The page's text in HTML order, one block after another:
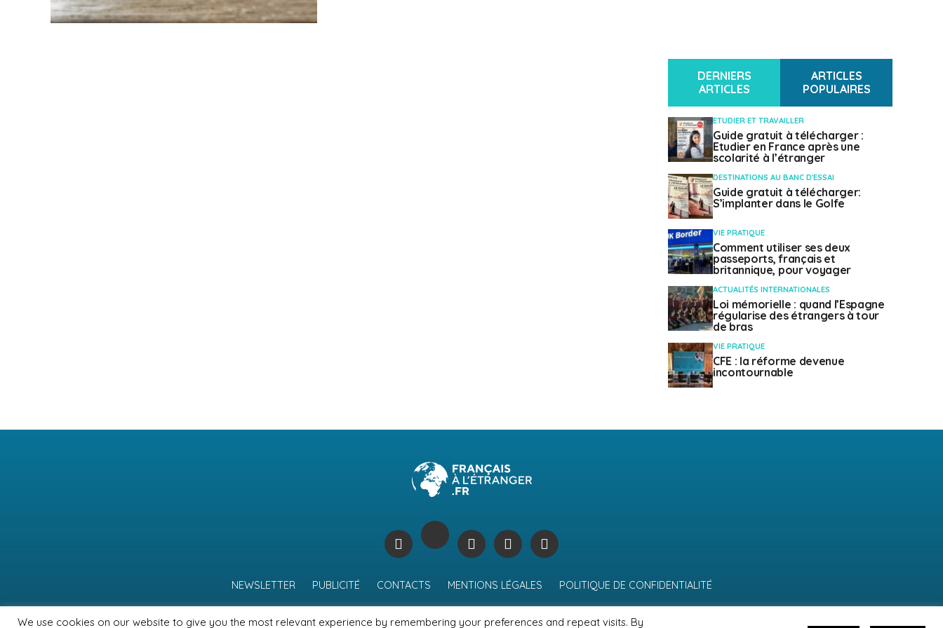
DERNIERS
ARTICLES
ARTICLES
POPULAIRES
ETUDIER ET TRAVAILLER
Guide gratuit à télécharger :
Etudier en France après une
scolarité à l’étranger
DESTINATIONS AU BANC D'ESSAI
Guide gratuit à télécharger:
S’implanter dans le Golfe
VIE PRATIQUE
Comment utiliser ses deux
passeports, français et
britannique, pour voyager
ACTUALITÉS INTERNATIONALES
Loi mémorielle : quand l’Espagne
régularise des étrangers à tour
de bras
VIE PRATIQUE
CFE : la réforme devenue
incontournable
NEWSLETTER PUBLICITÉ CONTACTS MENTIONS LÉGALES POLITIQUE DE CONFIDENTIALITÉ
We use cookies on our website to give you the most relevant experience by remembering your preferences and repeat visits. By